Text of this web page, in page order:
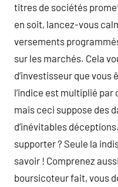
titres de sociétés
en soit, lancez-vous
versements
sur les marchés. Cela
d’investisseur que
l’indice est multiplié par
mais ceci suppose des
d’inévitables
supporter ? Seule la
savoir ! Comprenez
boursicoteur fait, vous